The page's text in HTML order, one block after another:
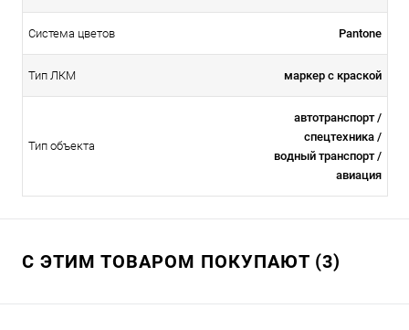
Система цветов Pantone
Тип ЛКМ маркер с краской
Тип объекта
автотранспорт /
спецтехника /
водный транспорт /
авиация
С ЭТИМ ТОВАРОМ ПОКУПАЮТ (3)